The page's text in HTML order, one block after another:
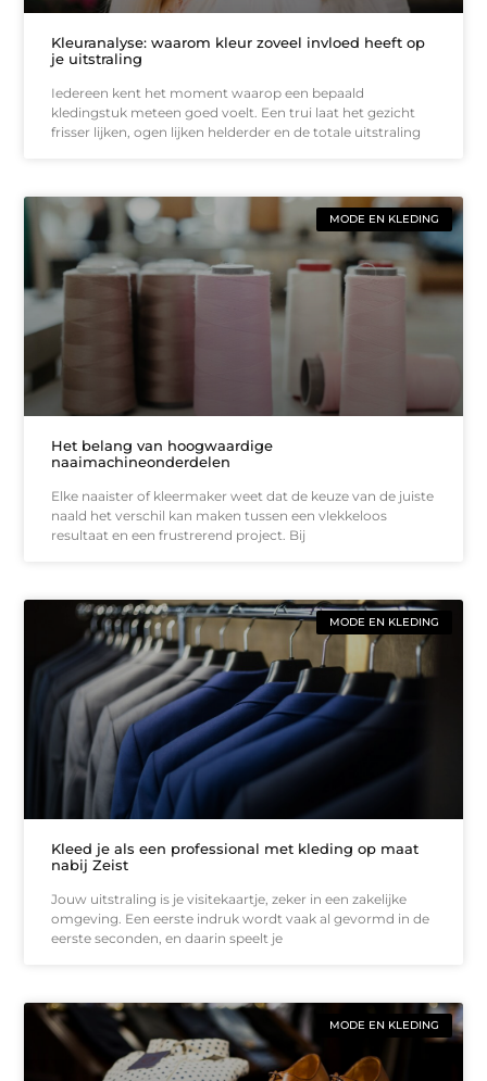
Kleuranalyse: waarom kleur zoveel invloed heeft op
je uitstraling
Iedereen kent het moment waarop een bepaald
kledingstuk meteen goed voelt. Een trui laat het gezicht
frisser lijken, ogen lijken helderder en de totale uitstraling
MODE EN KLEDING
Het belang van hoogwaardige
naaimachineonderdelen
Elke naaister of kleermaker weet dat de keuze van de juiste
naald het verschil kan maken tussen een vlekkeloos
resultaat en een frustrerend project. Bij
MODE EN KLEDING
Kleed je als een professional met kleding op maat
nabij Zeist
Jouw uitstraling is je visitekaartje, zeker in een zakelijke
omgeving. Een eerste indruk wordt vaak al gevormd in de
eerste seconden, en daarin speelt je
MODE EN KLEDING